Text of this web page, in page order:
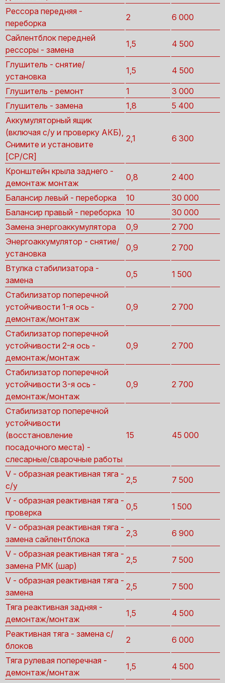
Рессора передняя -
переборка
2 6 000
Сайлентблок передней
рессоры - замена
1,5 4 500
Глушитель - снятие/
установка
1,5 4 500
Глушитель - ремонт 1
3 000
Глушитель - замена
1,8
5 400
Аккумуляторный ящик
(включая с/у и проверку АКБ),
Снимите и установите
[CP/CR]
2,1 6 300
Кронштейн крыла заднего -
демонтаж монтаж
0,8 2 400
Балансир левый - переборка 10
30 000
Балансир правый - переборка 10
30 000
Замена энергоаккумулятора
0,9
2 700
Энергоаккумулятор - снятие/
установка
0,9 2 700
Втулка стабилизатора -
замена
0,5 1 500
Стабилизатор поперечной
устойчивости 1-я ось -
демонтаж/монтаж
0,9 2 700
Стабилизатор поперечной
устойчивости 2-я ось -
демонтаж/монтаж
0,9 2 700
Стабилизатор поперечной
устойчивости 3-я ось -
демонтаж/монтаж
0,9 2 700
Стабилизатор поперечной
устойчивости
(восстановление
посадочного места) -
слесарные/сварочные работы
15 45 000
V - образная реактивная тяга -
с/у
2,5 7 500
V - образная реактивная тяга -
проверка
0,5 1 500
V - образная реактивная тяга -
замена сайлентблока
2,3 6 900
V - образная реактивная тяга -
замена РМК (шар)
2,5 7 500
V - образная реактивная тяга -
замена
2,5 7 500
Тяга реактивная задняя -
демонтаж/монтаж
1,5 4 500
Реактивная тяга - замена с/
блоков
2 6 000
Тяга рулевая поперечная -
демонтаж/монтаж
1,5 4 500